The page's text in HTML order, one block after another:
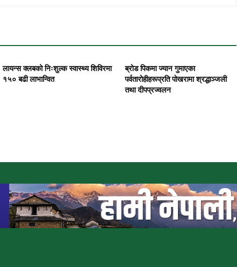
लायन्स क्लबको निःशुल्क स्वास्थ्य शिविरमा
१५० बढी लाभान्वित
ब्रोड पिकमा ज्यान गुमाएका
पर्वतारोहीहरूप्रति पोखरामा श्रद्धाञ्जली
तथा दीपप्रज्वलन